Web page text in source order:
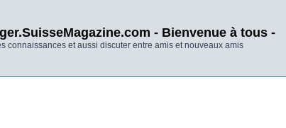
- Bienvenue à tous -
connaissances et aussi discuter entre amis et nouveaux amis